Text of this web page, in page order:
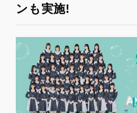
ンも実施!